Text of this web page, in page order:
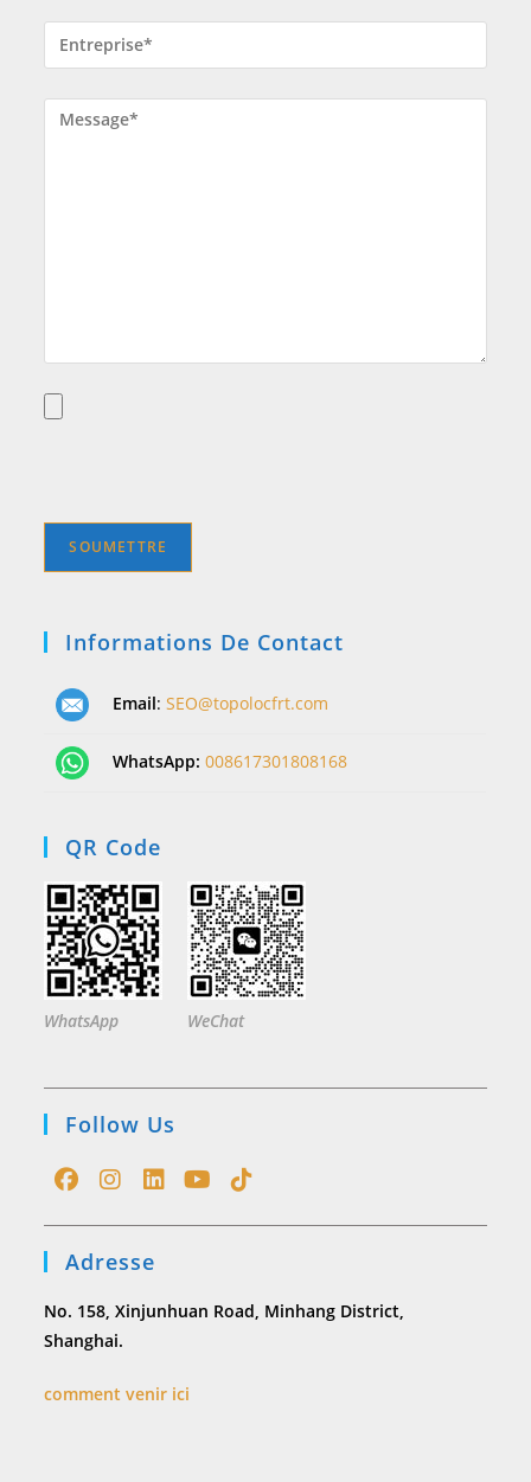
Informations De Contact
Email:SEO@topolocfrt.com
WhatsApp:008617301808168
QR Code
WhatsApp WeChat
Follow Us
new
tab
a
new
tab
a
new
new new
Adresse
No. 158, Xinjunhuan Road, Minhang District,
Shanghai.
comment venir ici